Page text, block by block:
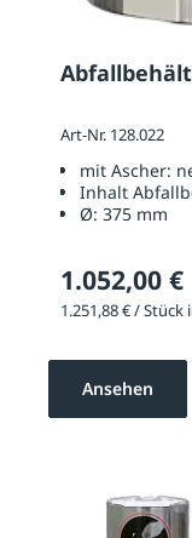
Art-Nr. 128.022
mit Ascher:
Inhalt
Ø: 375 mm
1.052,00 €
Ansehen